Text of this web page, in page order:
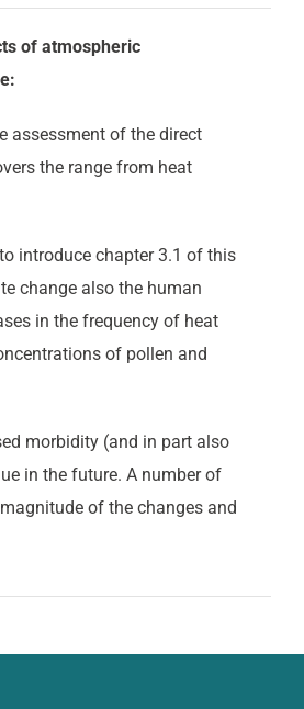
of atmospheric
assessment of the direct
the range from heat
introduce chapter 3.1 of this
change also the human
in the frequency of heat
of pollen and
morbidity (and in part also
in the future. A number of
of the changes and